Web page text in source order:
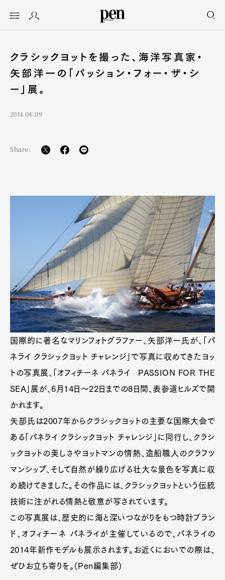
クラシックヨットを撮った、海洋写真家・
矢部洋一の「パッション・フォー・ザ・シ
ー」展。
2014.06.09
Share:
国際的に著名なマリンフォトグラファー、矢部洋一氏が、「パ
ネライ クラシックヨット チャレンジ」で写真に収めてきたヨッ
トの写真展、「オフィチーネ パネライ PASSION FOR THE
SEA」展が、6月14日～22日までの8日間、表参道ヒルズで開
かれます。
矢部氏は2007年からクラシックヨットの主要な国際大会で
ある「パネライ クラシックヨット チャレンジ」に同行し、クラシ
ックヨットの美しさやヨットマンの情熱、造船職人のクラフツ
マンシップ、そして自然が繰り広げる壮大な景色を写真に収
め続けてきました。その作品には、クラシックヨットという伝統
技術に注がれる情熱と敬意が写されています。
この写真展は、歴史的に海と深いつながりをもつ時計ブラン
ド、オフィチーネ パネライが主催しているので、パネライの
2014年新作モデルも展示されます。お近くにおいでの際は、
ぜひお立ち寄りを。（Pen編集部）